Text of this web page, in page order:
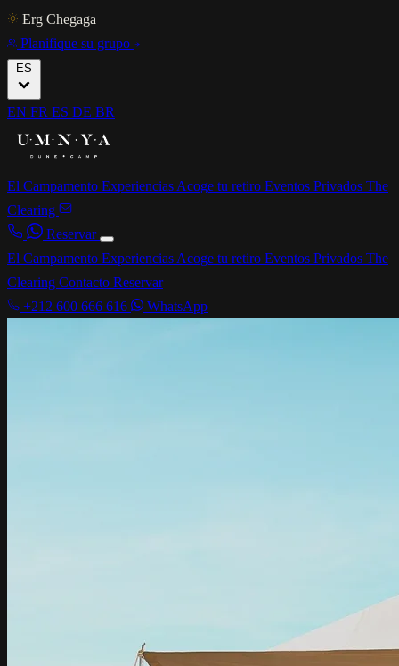
Erg Chegaga
Planifique su grupo
ES
EN FR ES DE BR
El Campamento Experiencias Acoge tu retiro Eventos Privados The
Clearing
Reservar
El Campamento Experiencias Acoge tu retiro Eventos Privados The
Clearing Contacto Reservar
+212 600 666 616
WhatsApp